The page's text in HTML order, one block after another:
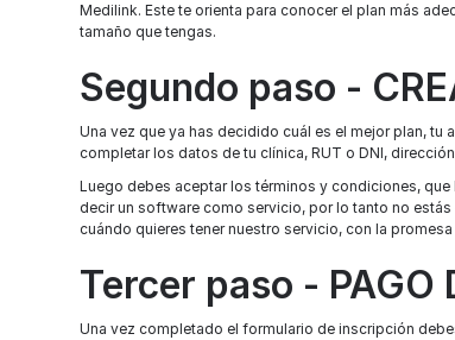
Medilink. Este te orienta para conocer el plan más
tamaño que tengas.
Segundo paso -
Una vez que ya has decidido cuál es el mejor plan, tu
completar los datos de tu clínica, RUT o DNI,
Luego debes aceptar los términos y condiciones,
decir un software como servicio, por lo tanto no
cuándo quieres tener nuestro servicio, con la
Tercer paso - PAGO
Una vez completado el formulario de inscripción